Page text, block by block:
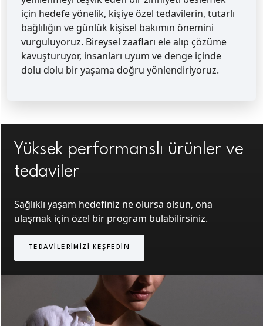
için hedefe yönelik, kişiye özel tedavilerin, tutarlı
bağlılığın ve günlük kişisel bakımın önemini
vurguluyoruz. Bireysel zaafları ele alıp çözüme
kavuşturuyor, insanları uyum ve denge içinde
dolu dolu bir yaşama doğru yönlendiriyoruz.
Yüksek performanslı ürünler ve
tedaviler
Sağlıklı yaşam hedefiniz ne olursa olsun, ona
ulaşmak için özel bir program bulabilirsiniz.
TEDAVILERIMIZI KEŞFEDIN